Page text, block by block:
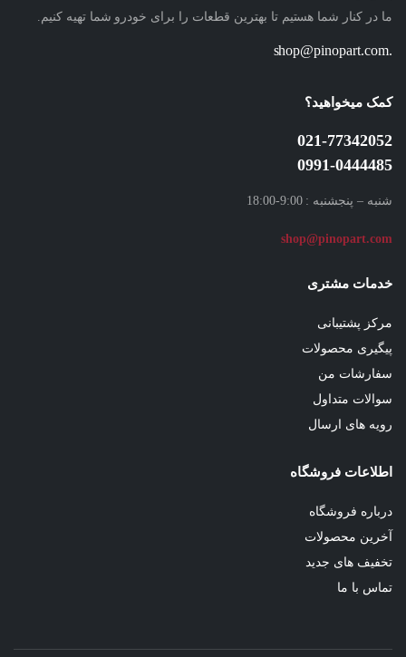
ما در کنار شما هستیم تا بهترین قطعات را برای خودرو شما تهیه کنیم.
.shop@pinopart.com
کمک میخواهید؟
021-77342052
0991-0444485
شنبه – پنجشنبه : 9:00-18:00
shop@pinopart.com
خدمات مشتری
مرکز پشتیبانی
پیگیری محصولات
سفارشات من
سوالات متداول
رویه های ارسال
اطلاعات فروشگاه
درباره فروشگاه
آخرین محصولات
تخفیف های جدید
تماس با ما